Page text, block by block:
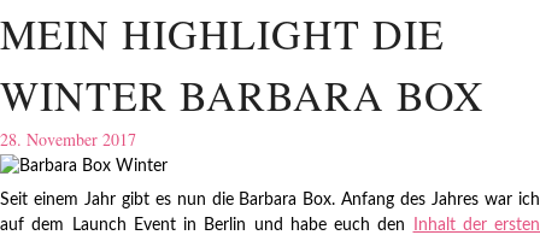
MEIN HIGHLIGHT DIE
WINTER BARBARA BOX
28. November 2017
Seit einem Jahr gibt es nun die Barbara Box. Anfang des Jahres war ich
auf dem Launch Event in Berlin und habe euch den
Inhalt der ersten